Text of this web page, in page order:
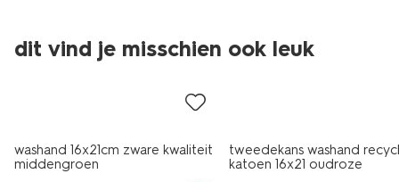
dit vind je misschien ook leuk
nieuw
washand 16x21cm zware kwaliteit
middengroen
laag geprijsd
tweedekans washand
katoen 16x21 oudroze